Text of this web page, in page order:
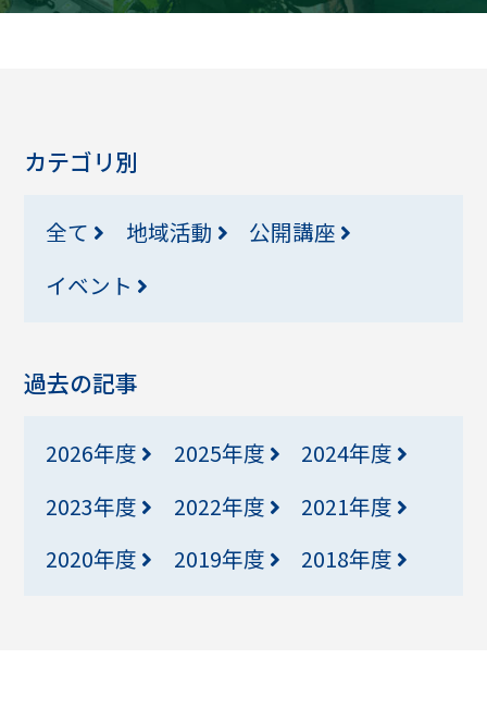
カテゴリ別
全て 地域活動
公開講座
イベント
過去の記事
2026年度 2025年度
2024年度
2023年度
2022年度
2021年度
2020年度
2019年度 2018年度